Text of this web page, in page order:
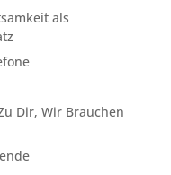
als
Dir, Wir Brauchen